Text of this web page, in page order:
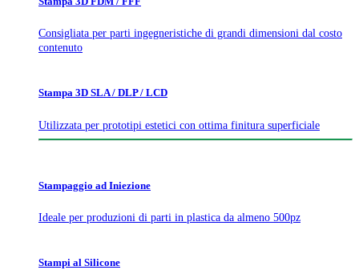
Consigliata per parti ingegneristiche di grandi dimensioni dal costo
contenuto
Stampa 3D SLA / DLP / LCD
Utilizzata per prototipi estetici con ottima finitura superficiale
Stampaggio ad Iniezione
Ideale per produzioni di parti in plastica da almeno 500pz
Stampi al Silicone